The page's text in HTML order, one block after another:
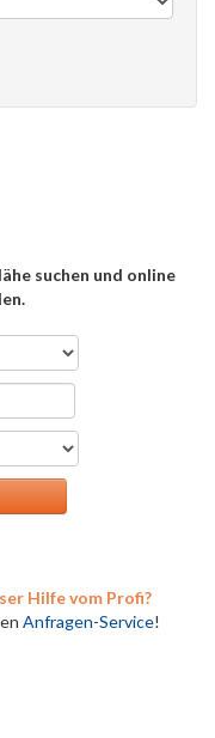
suchen und online
Hilfe vom Profi?
Anfragen-Service!